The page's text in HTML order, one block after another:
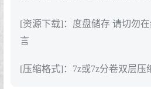
[资源下载]：度盘储存 请切勿
言
[压缩格式]：7z或7z分卷双层压